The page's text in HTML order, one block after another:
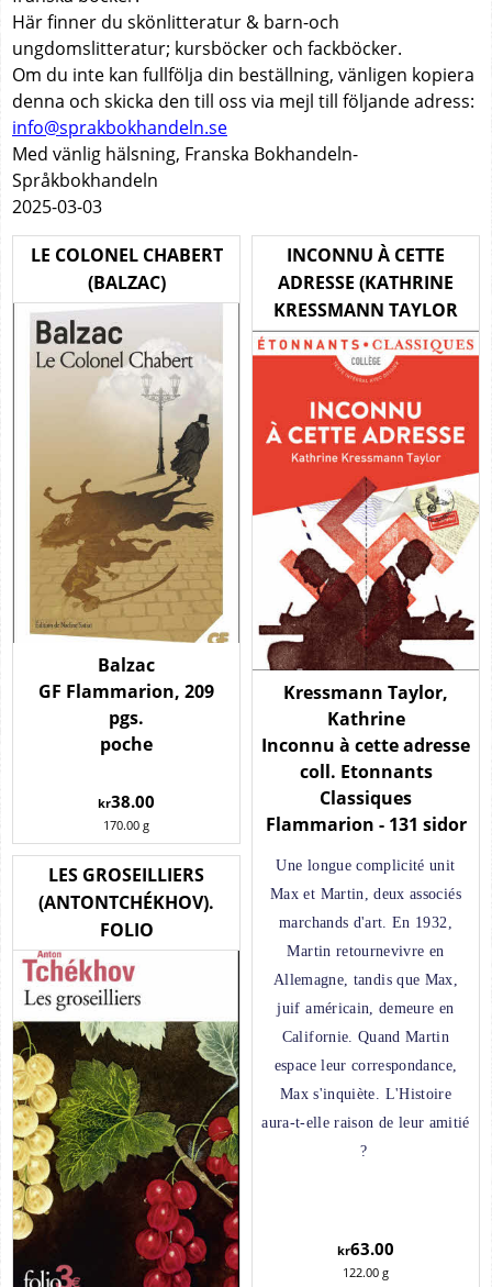
Nous voulons tous, à un
moment de notre existence,
être un autre."
veut plus y penser. Rose,
croit avoir trouvé l'amour.
Mais ce qu'elle croit, Rose,
est-ce que ça compte ?
Här finner du skönlitteratur & barn-och
ungdomslitteratur; kursböcker och fackböcker.
Om du inte kan fullfölja din beställning, vänligen kopiera
denna och skicka den till oss via mejl till följande adress:
info@sprakbokhandeln.se
Med vänlig hälsning, Franska Bokhandeln-
Språkbokhandeln
2025-03-03
LE COLONEL CHABERT
(BALZAC)
Balzac
GF Flammarion, 209
pgs.
poche
kr38.00
170.00 g
INCONNU À CETTE
ADRESSE (KATHRINE
KRESSMANN TAYLOR
Kressmann Taylor,
Kathrine
Inconnu à cette adresse
coll. Etonnants
Classiques
Flammarion - 131 sidor
Une longue complicité unit
Max et Martin, deux associés
marchands d'art. En 1932,
Martin retournevivre en
Allemagne, tandis que Max,
juif américain, demeure en
Californie. Quand Martin
espace leur correspondance,
Max s'inquiète. L'Histoire
aura-t-elle raison de leur amitié
?
kr63.00
122.00 g
LES GROSEILLIERS
(ANTONTCHÉKHOV).
FOLIO